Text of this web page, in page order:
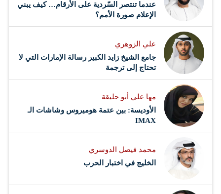
عندما تنتصر السّردية على الأرقام… كيف يبني
الإعلام صورة الأمم؟
علي الزوهري
جامع الشيخ زايد الكبير رسالة الإمارات التي لا
تحتاج إلى ترجمة
مها علي أبو حليقة
الأوديسة: بين عتمة هوميروس وشاشات الـ
IMAX
محمد فيصل الدوسري ​
‏الخليج في اختبار الحرب